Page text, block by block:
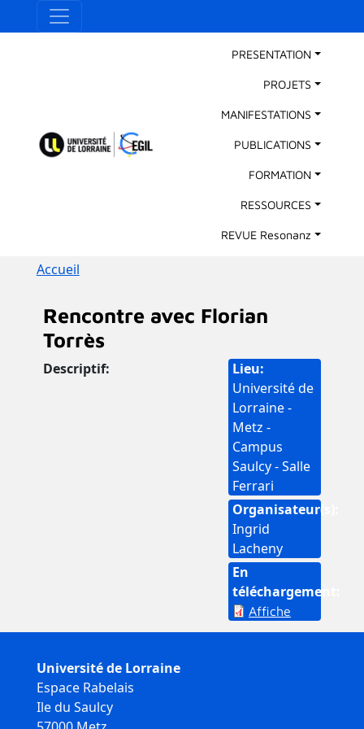
Aller au contenu principal
Main Navigation
PRESENTATION
PROJETS
MANIFESTATIONS
PUBLICATIONS
FORMATION
RESSOURCES
REVUE Resonanz
Fil d'Ariane
Accueil
Rencontre avec Florian
Torrès
Descriptif
Lieu
Université de
Lorraine -
Metz -
Campus
Saulcy - Salle
Ferrari
Organisateur(s)
Ingrid
Lacheny
En
téléchargement
Affiche
Université de Lorraine
Espace Rabelais
Ile du Saulcy
Panneau de gestion des cookies